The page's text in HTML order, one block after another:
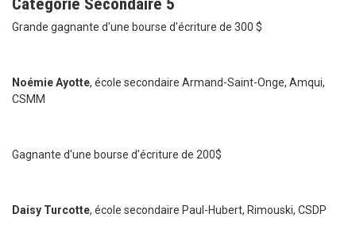
Catégorie Secondaire 5
Grande gagnante d'une bourse d'écriture de 300 $
Noémie Ayotte, école secondaire Armand-Saint-Onge, Amqui,
CSMM
Gagnante d'une bourse d'écriture de 200$
Daisy Turcotte, école secondaire Paul-Hubert, Rimouski, CSDP